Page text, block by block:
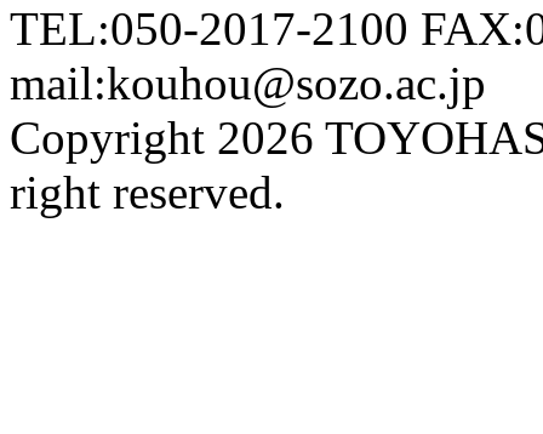
TEL:050-2017-2100
mail:kouhou@sozo.ac.jp
Copyright 2026
right reserved.